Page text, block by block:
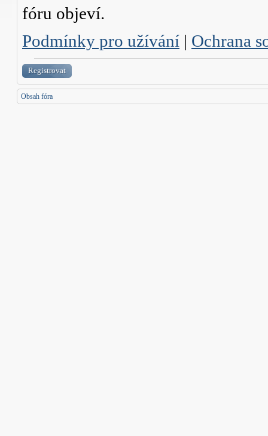
fóru objeví.
Podmínky pro užívání | Ochrana
Registrovat
Obsah fóra